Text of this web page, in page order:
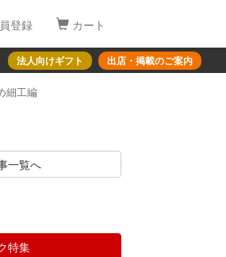
登録 カート
法人向けギフト 出店・掲載のご案内
細工編
一覧へ
特集